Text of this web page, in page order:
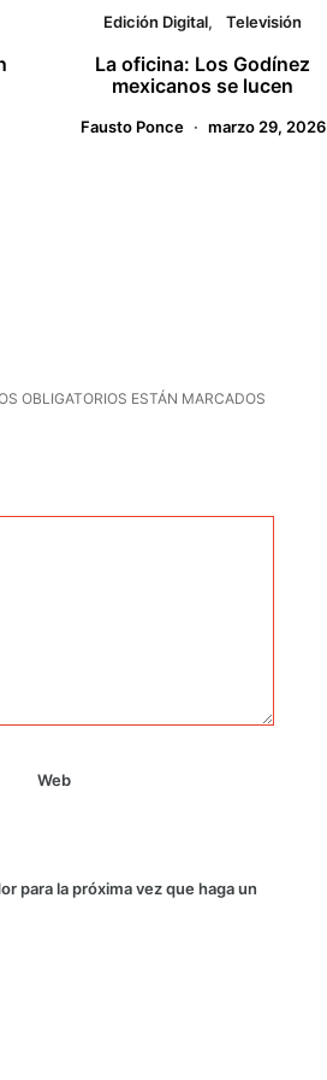
Edición Digital Televisión
La oficina: Los Godínez
mexicanos se lucen
Fausto Ponce marzo 29, 2026
OBLIGATORIOS ESTÁN MARCADOS
Web
para la próxima vez que haga un